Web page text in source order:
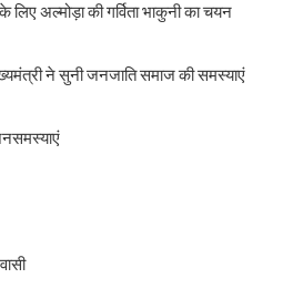
अल्मोड़ा की गर्विता भाकुनी का चयन
ने सुनी जनजाति समाज की समस्याएं